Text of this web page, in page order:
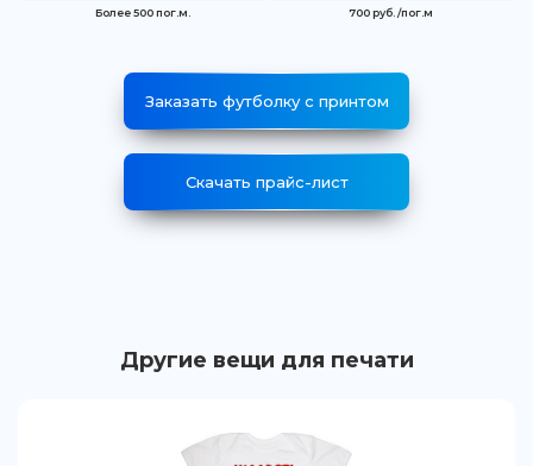
Более 500 пог.м.
700 руб. /пог.м
Заказать футболку с принтом
Скачать прайс-лист
Другие вещи для печати